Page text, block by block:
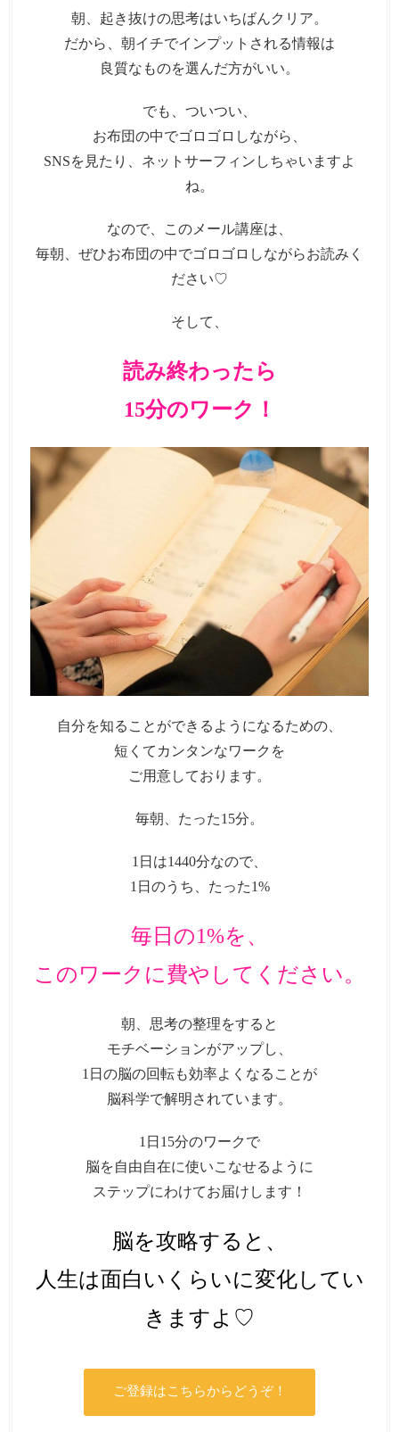
朝、起き抜けの思考はいちばんクリア。
だから、朝イチでインプットされる情報は
良質なものを選んだ方がいい。
でも、ついつい、
お布団の中でゴロゴロしながら、
SNSを見たり、ネットサーフィンしちゃいますよ
ね。
なので、このメール講座は、
毎朝、ぜひお布団の中でゴロゴロしながらお読みく
ださい♡
そして、
読み終わったら
15分のワーク！
自分を知ることができるようになるための、
短くてカンタンなワークを
ご用意しております。
毎朝、たった15分。
1日は1440分なので、
1日のうち、たった1%
毎日の1%を、
このワークに費やしてください。
朝、思考の整理をすると
モチベーションがアップし、
1日の脳の回転も効率よくなることが
脳科学で解明されています。
1日15分のワークで
脳を自由自在に使いこなせるように
ステップにわけてお届けします！
脳を攻略すると、
人生は面白いくらいに変化してい
きますよ♡
ご登録はこちらからどうぞ！